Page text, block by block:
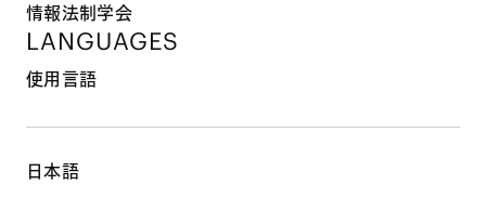
情報法制学会
LANGUAGES
使用言語
日本語